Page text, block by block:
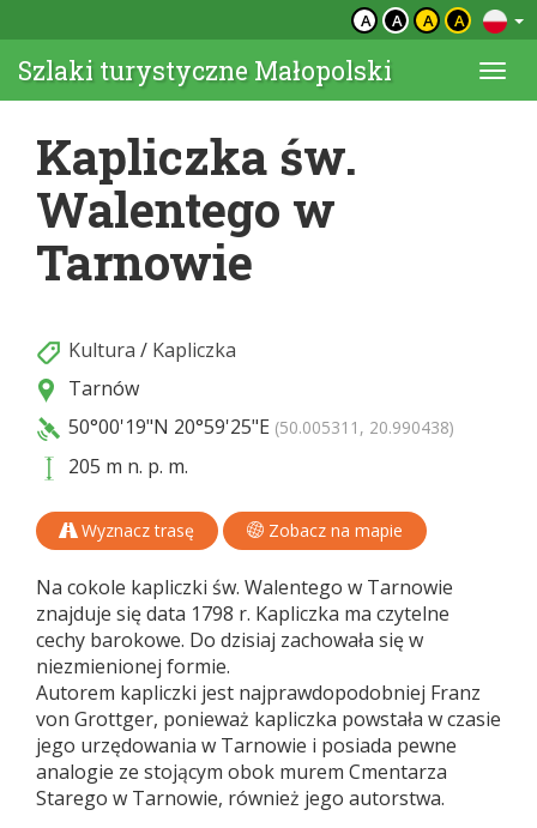
A A A A
Szlaki turystyczne Małopolski
Kapliczka św.
Walentego w
Tarnowie
Kultura / Kapliczka
Tarnów
50°00'19"N 20°59'25"E (50.005311, 20.990438)
205 m n. p. m.
Wyznacz trasę Zobacz na mapie
Na cokole kapliczki św. Walentego w Tarnowie
znajduje się data 1798 r. Kapliczka ma czytelne
cechy barokowe. Do dzisiaj zachowała się w
niezmienionej formie.
Autorem kapliczki jest najprawdopodobniej Franz
von Grottger, ponieważ kapliczka powstała w czasie
jego urzędowania w Tarnowie i posiada pewne
analogie ze stojącym obok murem Cmentarza
Starego w Tarnowie, również jego autorstwa.